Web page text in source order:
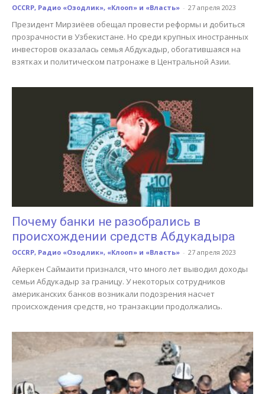
OCCRP, Радио «Озодлик», «Клооп» и «Власть» - 27 апреля 2023
Президент Мирзиёев обещал провести реформы и добиться
прозрачности в Узбекистане. Но среди крупных иностранных
инвесторов оказалась семья Абдукадыр, обогатившаяся на
взятках и политическом патронаже в Центральной Азии.
Почему банки не разобрались в
происхождении средств Абдукадыра
OCCRP, Радио «Озодлик», «Клооп» и «Власть» - 27 апреля 2023
Айеркен Саймаити признался, что много лет выводил доходы
семьи Абдукадыр за границу. У некоторых сотрудников
американских банков возникали подозрения насчет
происхождения средств, но транзакции продолжались.